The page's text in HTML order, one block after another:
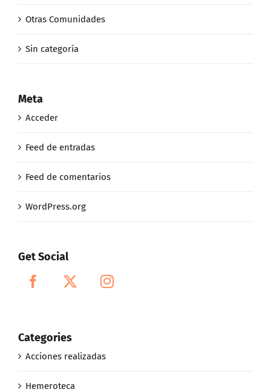
Otras Comunidades
Sin categoría
Meta
Acceder
Feed de entradas
Feed de comentarios
WordPress.org
Get Social
Categories
Acciones realizadas
Hemeroteca